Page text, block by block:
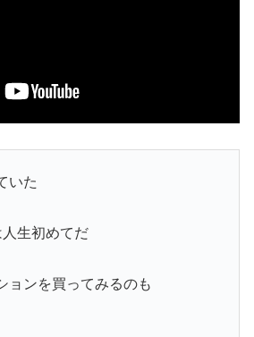
いた
生初めてだ
ョンを買ってみるのも